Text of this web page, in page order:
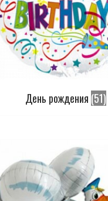
День рождения (51)